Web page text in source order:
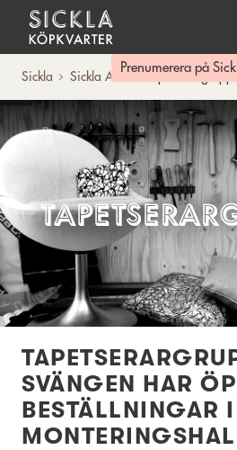
Hem
Prenumerera på
Sickla Sickla A-Ö
SVÄNGEN HAR
BESTÄLLNINGAR I